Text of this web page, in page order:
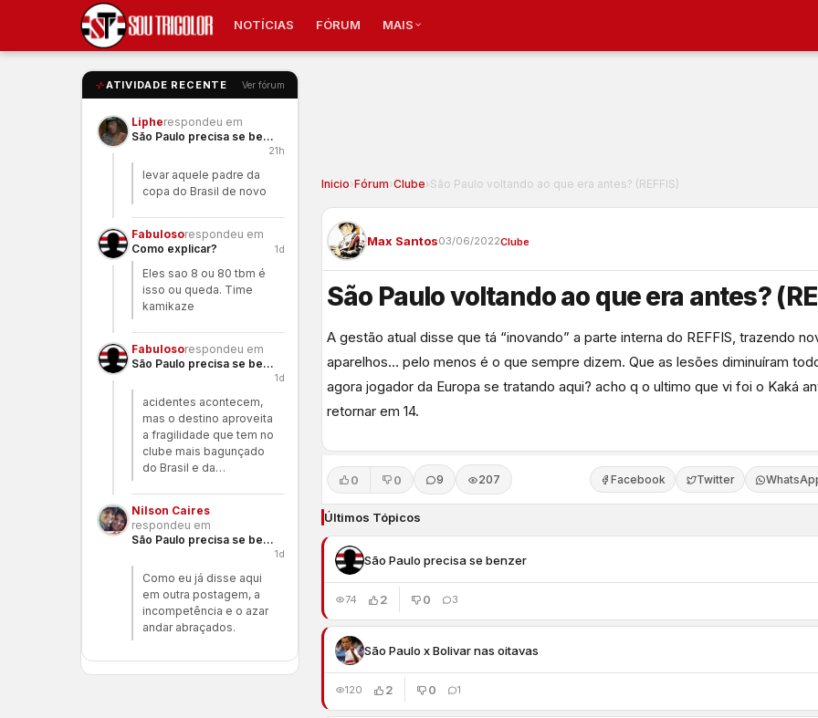
NOTÍCIAS FÓRUM MAIS
ATIVIDADE RECENTE Ver fórum
Lipherespondeu em
São Paulo precisa se benzer
21h
levar aquele padre da
copa do Brasil de novo
Fabulosorespondeu em
Como explicar?
1d
Eles sao 8 ou 80 tbm é
isso ou queda. Time
kamikaze
Fabulosorespondeu em
São Paulo precisa se benzer
1d
acidentes acontecem,
mas o destino aproveita
a fragilidade que tem no
clube mais bagunçado
do Brasil e da…
Nilson Caires
respondeu em
São Paulo precisa se benzer
1d
Como eu já disse aqui
em outra postagem, a
incompetência e o azar
andar abraçados.
Inicio›Fórum›Clube›São Paulo voltando ao que era antes? (REFFIS)
Max Santos03/06/2022Clube
São Paulo voltando ao que era antes?
A gestão atual disse que tá “inovando” a parte interna do REFFIS, trazendo
aparelhos… pelo menos é o que sempre dizem. Que as lesões diminuíram
agora jogador da Europa se tratando aqui? acho q o ultimo que vi foi o Kaká
retornar em 14.
0 0 9 207 Facebook Twitter
Últimos Tópicos
São Paulo precisa se benzer
74 2 0 3
São Paulo x Bolivar nas oitavas
120 2 0 1